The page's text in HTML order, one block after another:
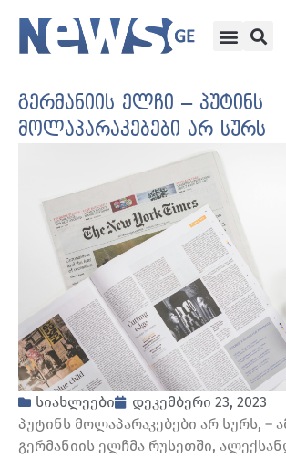
გერმანიის ელჩი – პუტინს
მოლაპარაკებები არ სურს
სიახლეები
დეკემბერი 23, 2023
პუტინს მოლაპარაკებები არ სურს, –
გერმანიის ელჩმა რუსეთში,